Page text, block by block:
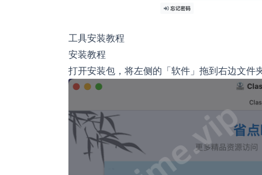
工具安装教程
安装教程
打开安装包，将左侧的「软件」拖到右边文件